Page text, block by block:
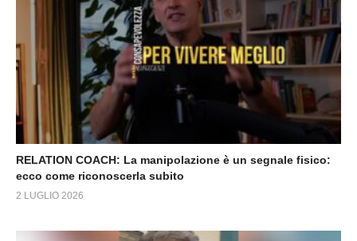
RELATION COACH: La manipolazione è un segnale fisico:
ecco come riconoscerla subito
2 LUGLIO 2026